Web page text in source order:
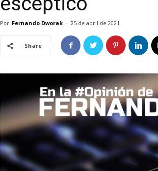
Por Fernando Dworak - 25 de abril de 2021
Share